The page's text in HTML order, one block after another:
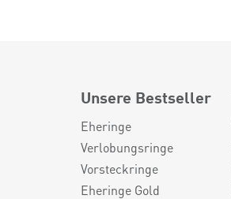
Unsere Bestseller
Eheringe
Verlobungsringe
Vorsteckringe
Eheringe Gold